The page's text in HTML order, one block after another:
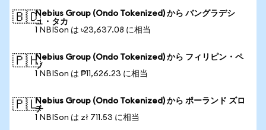
🇧🇩Nebius Group (Ondo Tokenized) から バングラデシ
ュ・タカ
1 NBISon は ৳23,637.08 に相当
🇵🇭Nebius Group (Ondo Tokenized) から フィリピン・ペ
ソ
1 NBISon は ₱11,626.23 に相当
🇵🇱Nebius Group (Ondo Tokenized) から ポーランド ズロ
チ
1 NBISon は zł 711.53 に相当